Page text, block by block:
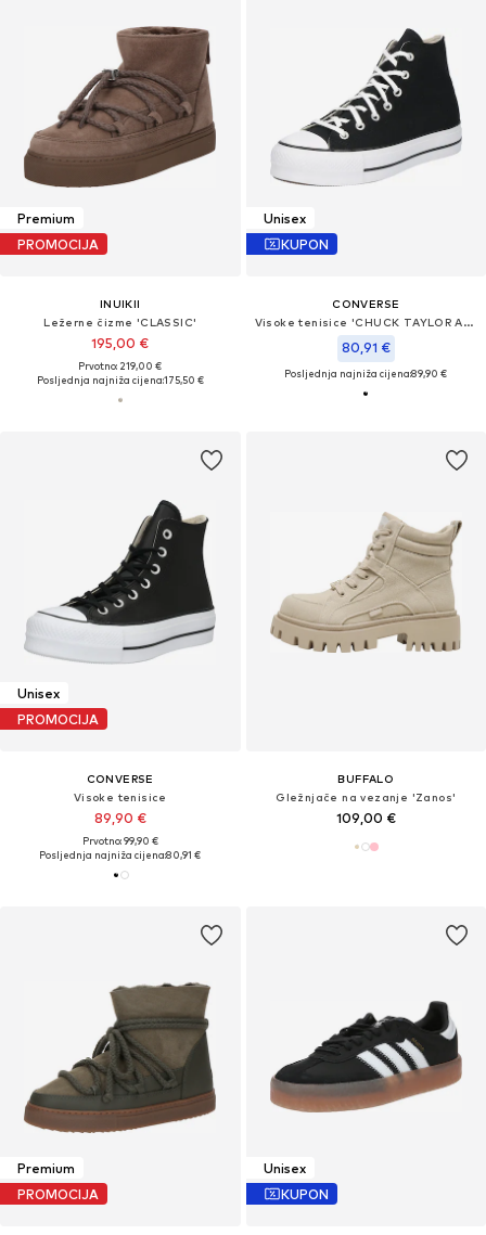
Premium
PROMOCIJA
INUIKII
Ležerne čizme 'CLASSIC'
195,00 €
Prvotno: 219,00 €
Posljednja najniža cijena:175,50 €
Unisex
KUPON
CONVERSE
Visoke tenisice 'CHUCK TAYLOR ALL STAR LIFT PLATFORM WIDE WIDTH'
80,91 €
Posljednja najniža cijena:89,90 €
Unisex
PROMOCIJA
CONVERSE
Visoke tenisice
89,90 €
Prvotno: 99,90 €
Posljednja najniža cijena:80,91 €
BUFFALO
Gležnjače na vezanje 'Zanos'
109,00 €
Premium
PROMOCIJA
Unisex
KUPON